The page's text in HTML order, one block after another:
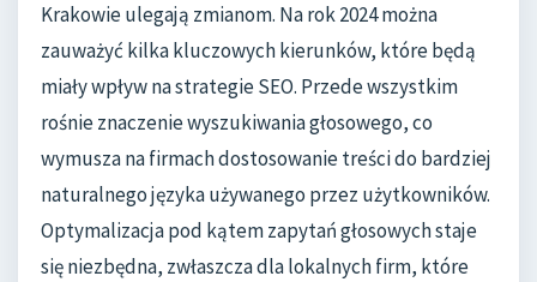
Krakowie ulegają zmianom. Na rok 2024 można
zauważyć kilka kluczowych kierunków, które będą
miały wpływ na strategie SEO. Przede wszystkim
rośnie znaczenie wyszukiwania głosowego, co
wymusza na firmach dostosowanie treści do bardziej
naturalnego języka używanego przez użytkowników.
Optymalizacja pod kątem zapytań głosowych staje
się niezbędna, zwłaszcza dla lokalnych firm, które